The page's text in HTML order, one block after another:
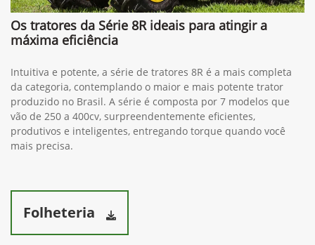
Os tratores da Série 8R ideais para atingir a
máxima eficiência
Intuitiva e potente, a série de tratores 8R é a mais completa
da categoria, contemplando o maior e mais potente trator
produzido no Brasil. A série é composta por 7 modelos que
vão de 250 a 400cv, surpreendentemente eficientes,
produtivos e inteligentes, entregando torque quando você
mais precisa.
Folheteria